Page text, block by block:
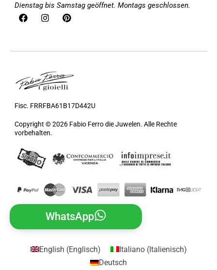
Dienstag bis Samstag geöffnet. Montags geschlossen.
Fisc. FRRFBA61B17D442U
Copyright © 2026 Fabio Ferro die Juwelen. Alle Rechte
vorbehalten.
WhatsApp
English (Englisch) Italiano(Italienisch)
Deutsch